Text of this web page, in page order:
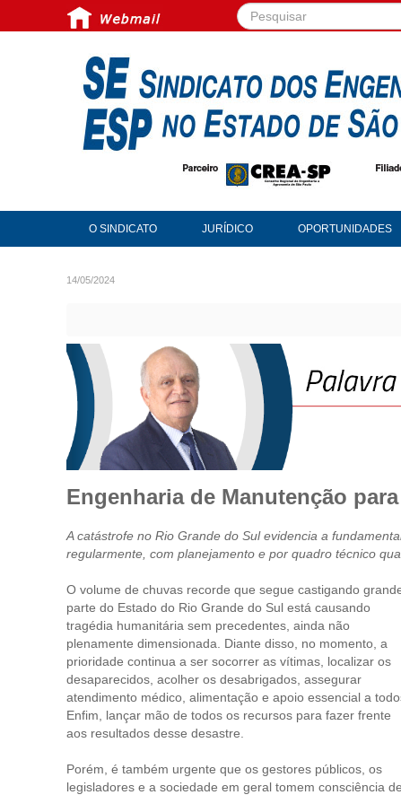
Pesquisar...
O SINDICATO JURÍDICO OPORTUNIDADES
14/05/2024
Engenharia de Manutenção
A catástrofe no Rio Grande do Sul evidencia a
regularmente, com planejamento e por quadro técnico
O volume de chuvas recorde que segue castigando
parte do Estado do Rio Grande do Sul está causando
tragédia humanitária sem precedentes, ainda não
plenamente dimensionada. Diante disso, no momento, a
prioridade continua a ser socorrer as vítimas, localizar os
desaparecidos, acolher os desabrigados, assegurar
atendimento médico, alimentação e apoio essencial a
Enfim, lançar mão de todos os recursos para fazer frente
aos resultados desse desastre.
Porém, é também urgente que os gestores públicos, os
legisladores e a sociedade em geral tomem consciência de